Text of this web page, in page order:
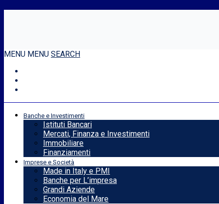
MENU MENU SEARCH
Banche e Investimenti
Istituti Bancari
Mercati, Finanza e Investimenti
Immobiliare
Finanziamenti
Imprese e Società
Made in Italy e PMI
Banche per L’impresa
Grandi Aziende
Economia del Mare